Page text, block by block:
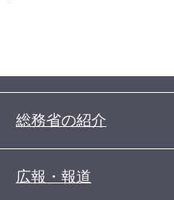
総務省の紹介
広報・報道